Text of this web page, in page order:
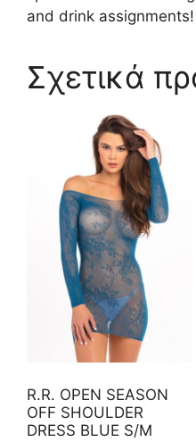
and drink assignments!
Σχετικά
R.R. OPEN SEASON
OFF SHOULDER
DRESS BLUE S/M